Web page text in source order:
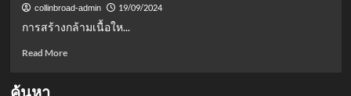
collinbroad-admin 19/09/2024
การสร้างกล้ามเนื้อให...
Read MoreRead